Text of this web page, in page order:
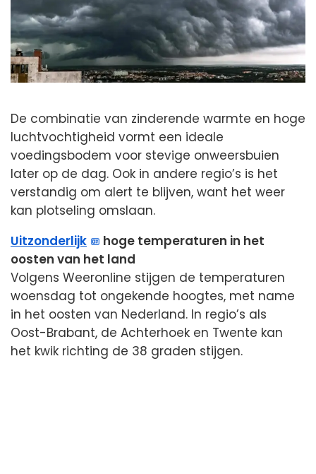
De combinatie van zinderende warmte en hoge
luchtvochtigheid vormt een ideale
voedingsbodem voor stevige onweersbuien
later op de dag. Ook in andere regio’s is het
verstandig om alert te blijven, want het weer
kan plotseling omslaan.
Uitzonderlijk
hoge temperaturen in het
oosten van het land
Volgens Weeronline stijgen de temperaturen
woensdag tot ongekende hoogtes, met name
in het oosten van Nederland. In regio’s als
Oost-Brabant, de Achterhoek en Twente kan
het kwik richting de 38 graden stijgen.